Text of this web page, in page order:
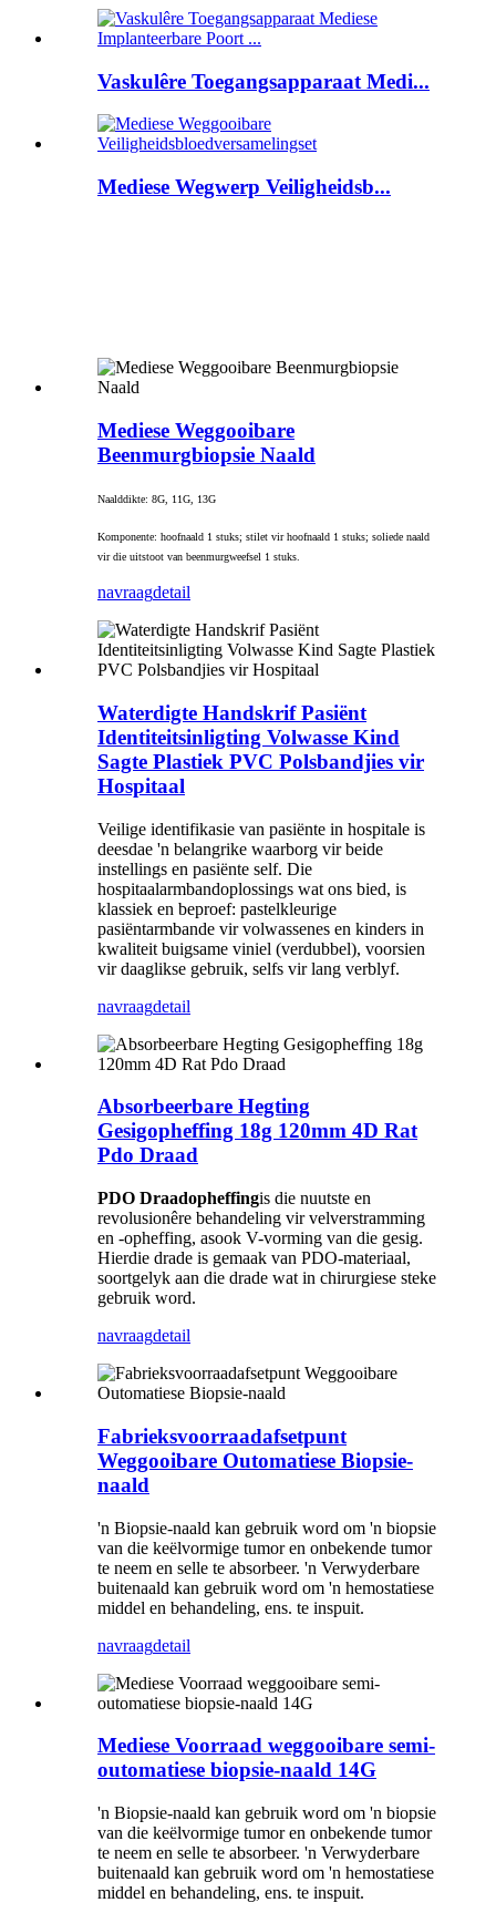
Vaskulêre Toegangsapparaat Medi...
Mediese Wegwerp Veiligheidsb...
Mediese Weggooibare
Beenmurgbiopsie Naald
Naalddikte: 8G, 11G, 13G
Komponente: hoofnaald 1 stuks; stilet vir hoofnaald 1 stuks; soliede naald
vir die uitstoot van beenmurgweefsel 1 stuks.
navraagdetail
Waterdigte Handskrif Pasiënt
Identiteitsinligting Volwasse Kind
Sagte Plastiek PVC Polsbandjies vir
Hospitaal
Veilige identifikasie van pasiënte in hospitale is
deesdae 'n belangrike waarborg vir beide
instellings en pasiënte self. Die
hospitaalarmbandoplossings wat ons bied, is
klassiek en beproef: pastelkleurige
pasiëntarmbande vir volwassenes en kinders in
kwaliteit buigsame viniel (verdubbel), voorsien
vir daaglikse gebruik, selfs vir lang verblyf.
navraagdetail
Absorbeerbare Hegting
Gesigopheffing 18g 120mm 4D Rat
Pdo Draad
PDO Draadopheffingis die nuutste en
revolusionêre behandeling vir velverstramming
en -opheffing, asook V-vorming van die gesig.
Hierdie drade is gemaak van PDO-materiaal,
soortgelyk aan die drade wat in chirurgiese steke
gebruik word.
navraagdetail
Fabrieksvoorraadafsetpunt
Weggooibare Outomatiese Biopsie-
naald
'n Biopsie-naald kan gebruik word om 'n biopsie
van die keëlvormige tumor en onbekende tumor
te neem en selle te absorbeer. 'n Verwyderbare
buitenaald kan gebruik word om 'n hemostatiese
middel en behandeling, ens. te inspuit.
navraagdetail
Mediese Voorraad weggooibare semi-
outomatiese biopsie-naald 14G
'n Biopsie-naald kan gebruik word om 'n biopsie
van die keëlvormige tumor en onbekende tumor
te neem en selle te absorbeer. 'n Verwyderbare
buitenaald kan gebruik word om 'n hemostatiese
middel en behandeling, ens. te inspuit.